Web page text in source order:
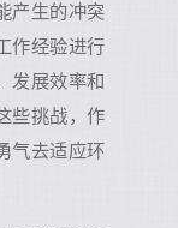
产生的冲突
作经验进行
发展效率和
些挑战，作
气去适应环